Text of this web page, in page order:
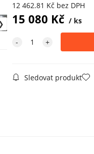
12 462.81 Kč bez DPH
15 080 Kč ks
Sledovat produkt